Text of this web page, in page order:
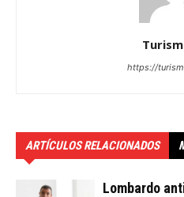
https://
ARTÍCULOS RELACIONADOS
Lombardo